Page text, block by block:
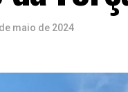
maio de 2024